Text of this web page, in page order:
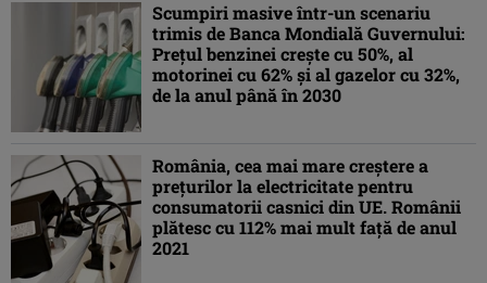
Scumpiri masive într-un scenariu
trimis de Banca Mondială Guvernului:
Prețul benzinei crește cu 50%, al
motorinei cu 62% și al gazelor cu 32%,
de la anul până în 2030
România, cea mai mare creştere a
preţurilor la electricitate pentru
consumatorii casnici din UE. Românii
plătesc cu 112% mai mult faţă de anul
2021